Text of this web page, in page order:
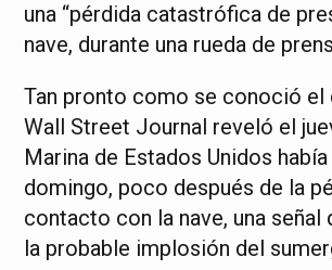
una “pérdida catastrófica de
nave, durante una rueda de
Tan pronto como se conoció el
Wall Street Journal reveló el
Marina de Estados Unidos
domingo, poco después de la
contacto con la nave, una señal
la probable implosión del